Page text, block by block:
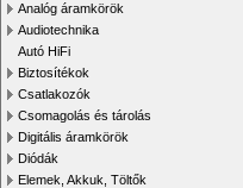
Analóg áramkörök
Audiotechnika
Autó HiFi
Biztosítékok
Csatlakozók
Csomagolás és tárolás
Digitális áramkörök
Diódák
Elemek, Akkuk, Töltők